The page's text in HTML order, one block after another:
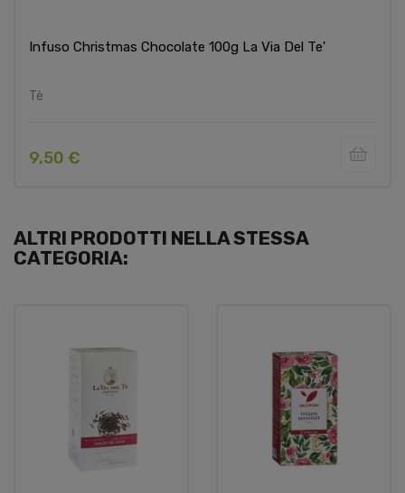
Infuso Christmas Chocolate 100g La Via Del Te'
Tè
9,50 €
ALTRI PRODOTTI NELLA STESSA
CATEGORIA: